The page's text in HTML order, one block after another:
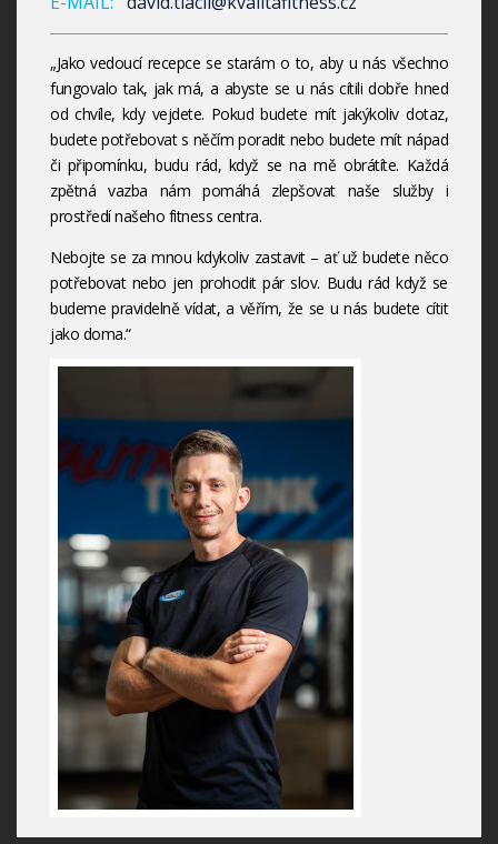
„Jako vedoucí recepce se starám o to, aby u nás všechno
fungovalo tak, jak má, a abyste se u nás cítili dobře hned
od chvíle, kdy vejdete. Pokud budete mít jakýkoliv dotaz,
budete potřebovat s něčím poradit nebo budete mít nápad
či připomínku, budu rád, když se na mě obrátíte. Každá
zpětná vazba nám pomáhá zlepšovat naše služby i
prostředí našeho fitness centra.
Nebojte se za mnou kdykoliv zastavit – ať už budete něco
potřebovat nebo jen prohodit pár slov. Budu rád když se
budeme pravidelně vídat, a věřím, že se u nás budete cítit
jako doma.“